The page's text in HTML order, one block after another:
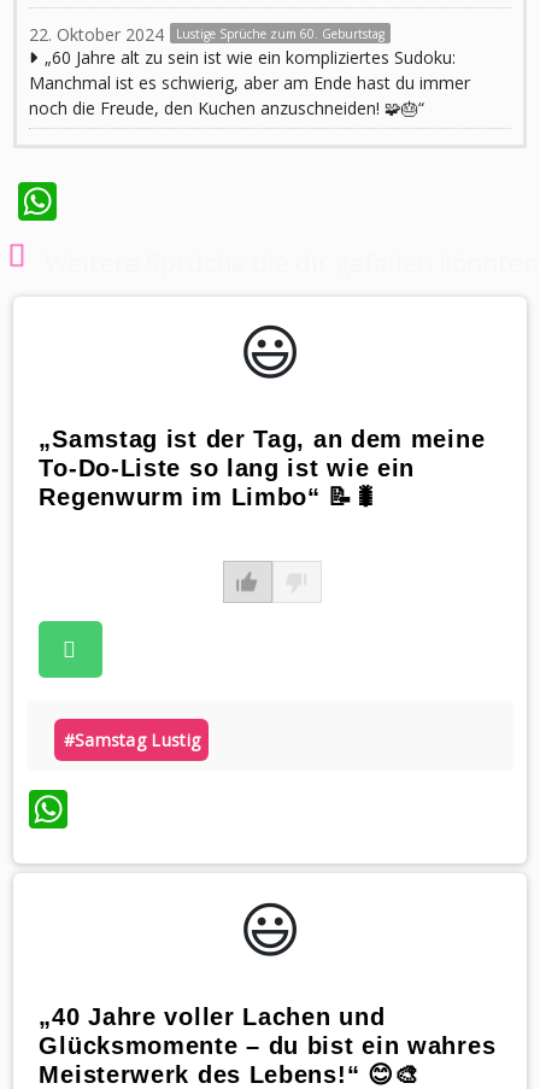
22. Oktober 2024 Lustige Sprüche zum 60. Geburtstag
„60 Jahre alt zu sein ist wie ein kompliziertes Sudoku:
Manchmal ist es schwierig, aber am Ende hast du immer
noch die Freude, den Kuchen anzuschneiden! 🧩🎂“
😃️
„Samstag ist der Tag, an dem meine
To-Do-Liste so lang ist wie ein
Regenwurm im Limbo“ 📝🐛
#samstag Lustig
WhatsApp
😃️
„40 Jahre voller Lachen und
Glücksmomente – du bist ein wahres
Meisterwerk des Lebens!“ 😊🎨